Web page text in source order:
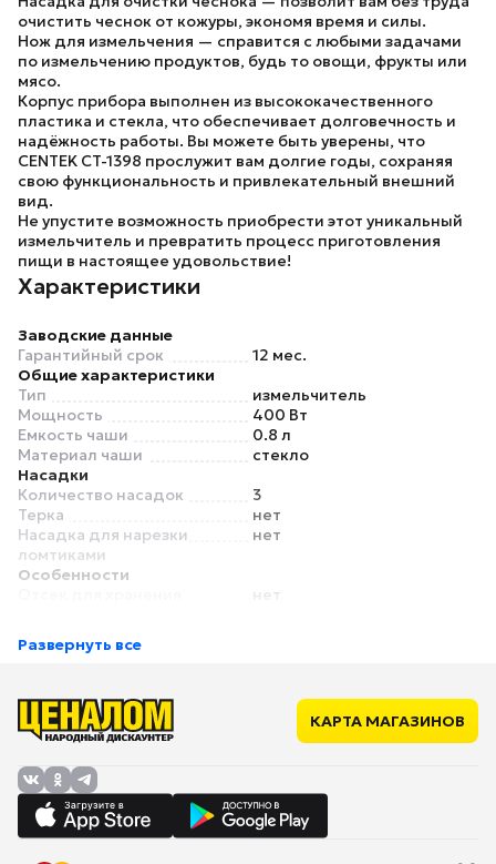
очистить чеснок от кожуры, экономя время и силы.
Нож для измельчения — справится с любыми задачами
по измельчению продуктов, будь то овощи, фрукты или
мясо.
Корпус прибора выполнен из высококачественного
пластика и стекла, что обеспечивает долговечность и
надёжность работы. Вы можете быть уверены, что
CENTEK CT-1398 прослужит вам долгие годы, сохраняя
свою функциональность и привлекательный внешний
вид.
Не упустите возможность приобрести этот уникальный
измельчитель и превратить процесс приготовления
пищи в настоящее удовольствие!
Характеристики
Заводские данные
Гарантийный срок
12 мес.
Общие характеристики
Тип
измельчитель
Мощность
400 Вт
Емкость чаши
0.8 л
Материал чаши
стекло
Насадки
Количество насадок
3
Терка
нет
Насадка для нарезки
ломтиками
нет
Особенности
нет
Развернуть все
КАРТА МАГАЗИНОВ